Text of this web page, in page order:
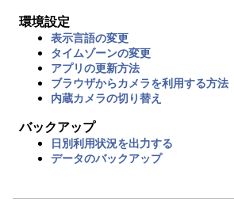
環境設定
表示言語の変更
タイムゾーンの変更
アプリの更新方法
ブラウザからカメラを利用する方法
内蔵カメラの切り替え
バックアップ
日別利用状況を出力する
データのバックアップ